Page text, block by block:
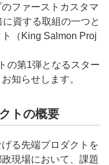
ファーストカスタマ
資する取組の一つと
（King Salmon Proj
の第1弾となるスター
知らせします。
トの概要
る先端プロダクトを
現場において、課題